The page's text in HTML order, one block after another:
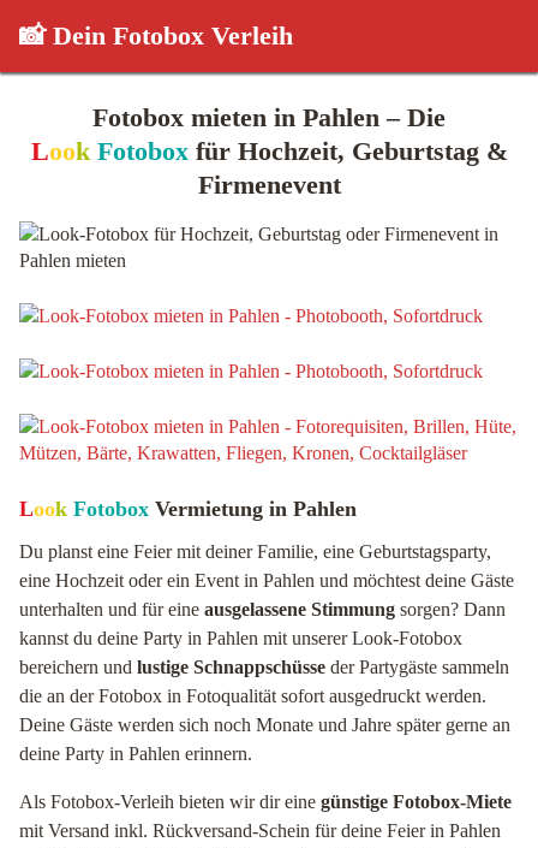
📸 Dein Fotobox Verleih
Fotobox mieten in Pahlen – Die
Look Fotoboxfür Hochzeit, Geburtstag &
Firmenevent
Look Fotobox Vermietung in Pahlen
Du planst eine Feier mit deiner Familie, eine Geburtstagsparty,
eine Hochzeit oder ein Event in Pahlen und möchtest deine Gäste
unterhalten und für eine ausgelassene Stimmung sorgen? Dann
kannst du deine Party in Pahlen mit unserer Look-Fotobox
bereichern und lustige Schnappschüsse der Partygäste sammeln
die an der Fotobox in Fotoqualität sofort ausgedruckt werden.
Deine Gäste werden sich noch Monate und Jahre später gerne an
deine Party in Pahlen erinnern.
Als Fotobox-Verleih bieten wir dir eine günstige Fotobox-Miete
mit Versand inkl. Rückversand-Schein für deine Feier in Pahlen